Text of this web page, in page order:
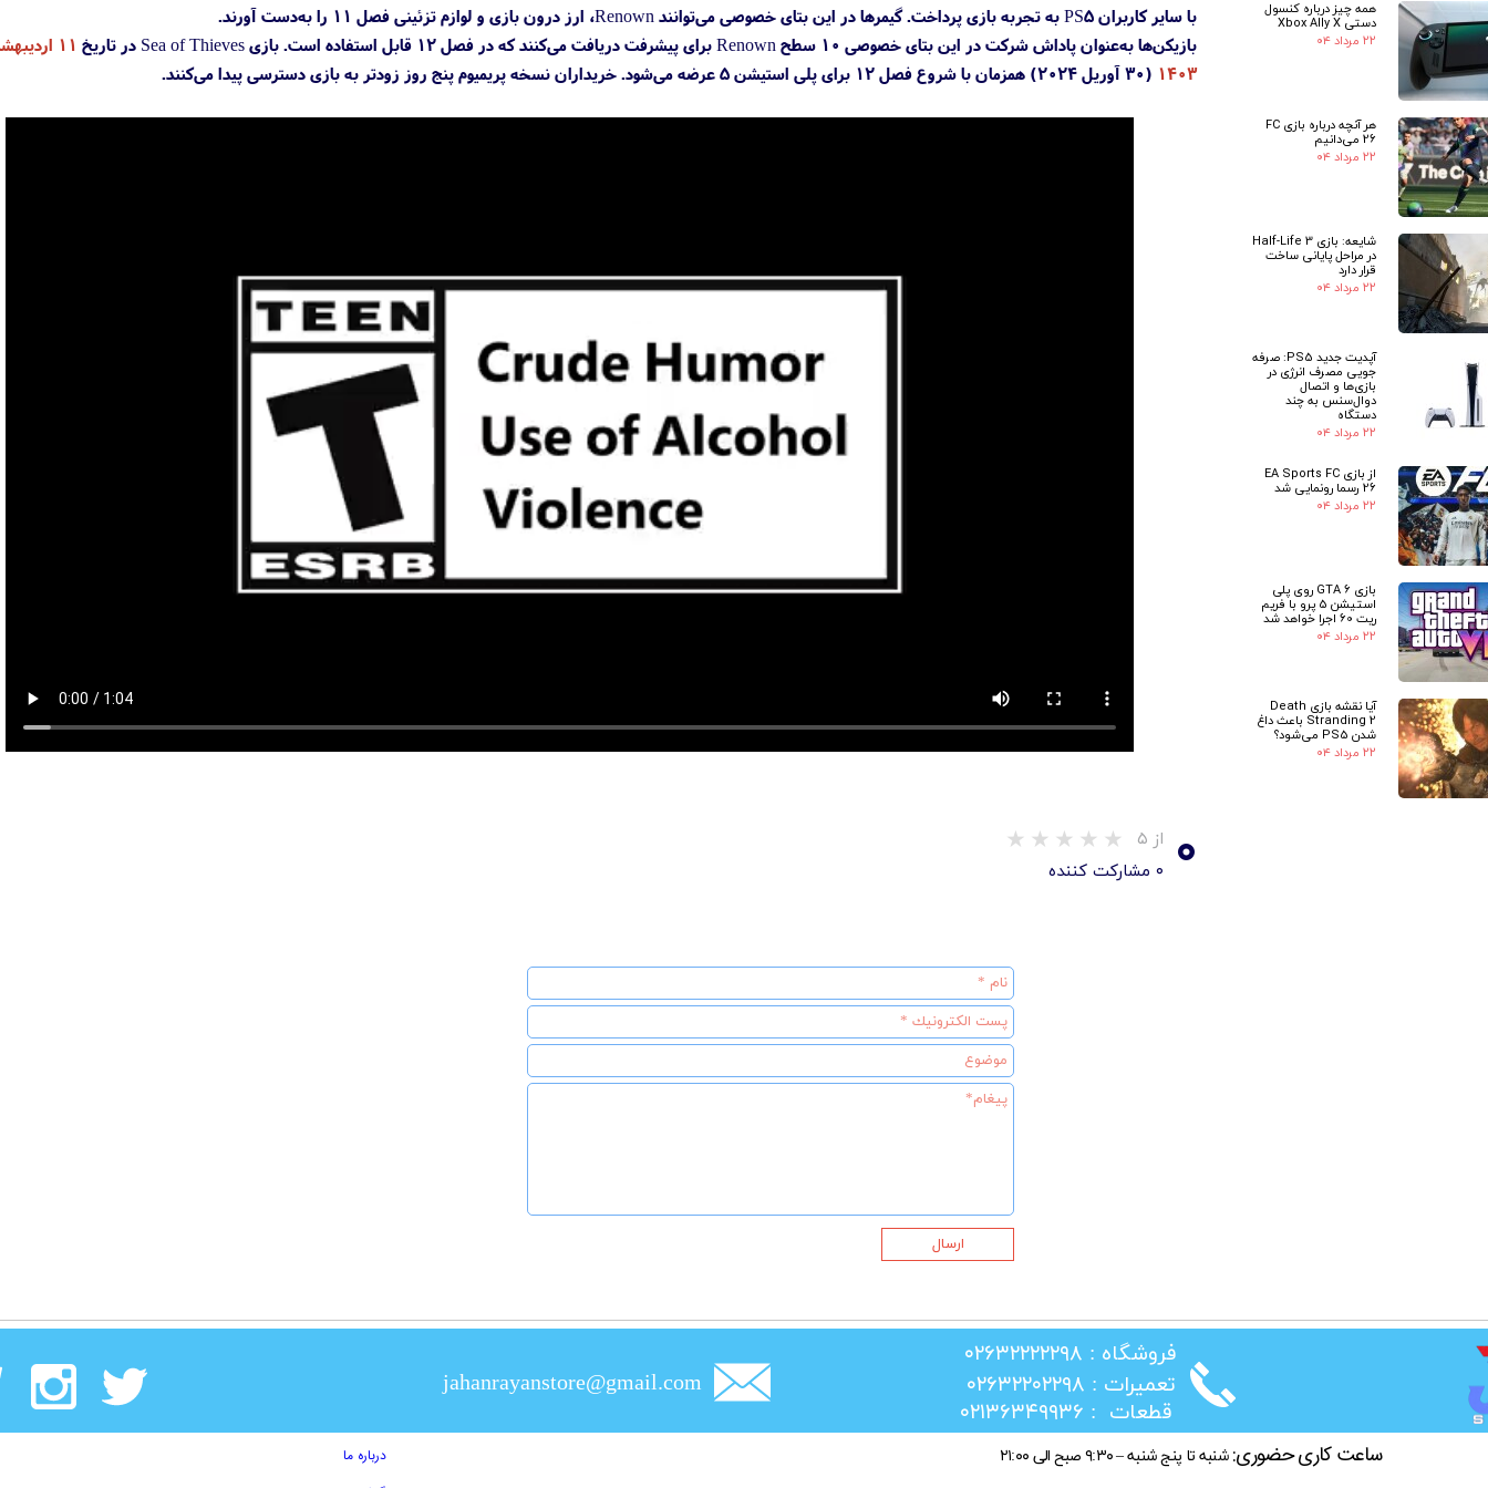
با سایر کاربران PS5 به تجربه بازی پرداخت. گیمرها در این بتای خصوصی می‌توانند Renown، ارز درون بازی و لوازم تزئینی فصل ۱۱ را به‌دست آورند.
بازیکن‌ها به‌عنوان پاداش شرکت در این بتای خصوصی ۱۰ سطح Renown برای پیشرفت دریافت می‌کنند که در فصل ۱۲ قابل استفاده است. بازی Sea of Thieves در تاریخ
۱۱
۱۴۰۳ (۳۰ آوریل ۲۰۲۴) همزمان با شروع فصل ۱۲ برای پلی استیشن 5 عرضه می‌شود. خریداران نسخه پریمیوم پنج روز زودتر به بازی دسترسی پیدا می‌کنند.
۰ از ۵
۰ مشارکت کننده
همه چیز درباره کنسول
دستی Xbox Ally X
۲۲ مرداد ۰۴
هر آنچه درباره بازی FC
26 می‌دانیم
۲۲ مرداد ۰۴
شایعه: بازی Half-Life 3
در مراحل پایانی ساخت
قرار دارد
۲۲ مرداد ۰۴
آپدیت جدید PS5: صرفه
جویی مصرف انرژی در
بازی‌ها و اتصال
دوال‌سنس به چند
دستگاه
۲۲ مرداد ۰۴
از بازی EA Sports FC
26 رسما رونمایی شد
۲۲ مرداد ۰۴
بازی GTA 6 روی پلی
استیشن 5 پرو با فریم
ریت 60 اجرا خواهد شد
۲۲ مرداد ۰۴
آیا نقشه بازی Death
Stranding 2 باعث داغ
شدن PS5 می‌شود؟
۲۲ مرداد ۰۴
ارسال
​فروشگاه : ۰۲۶۳۲۲۲۲۲۹۸
​تعمیرات : ۰۲۶۳۲۲۰۲۲۹۸
​قطعات : ۰۲۱۳۶۳۴۹۹۳۶
jahanrayanstore@gmail.com
ساعت کاری حضوری: شنبه تا پنج شنبه – ۹:۳۰ صبح الی ۲۱:۰۰
درباره ما